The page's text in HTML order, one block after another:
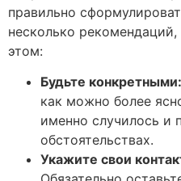
правильно
несколько
этом:
Будьте конкретными:
как можно более
именно случилось и
обстоятельствах.
Укажите свои